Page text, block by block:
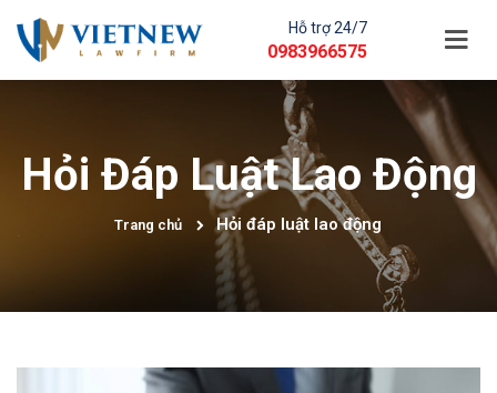
Hỗ trợ 24/7
0983966575
Hỏi Đáp Luật Lao Động
Trang chủ Hỏi đáp luật lao động